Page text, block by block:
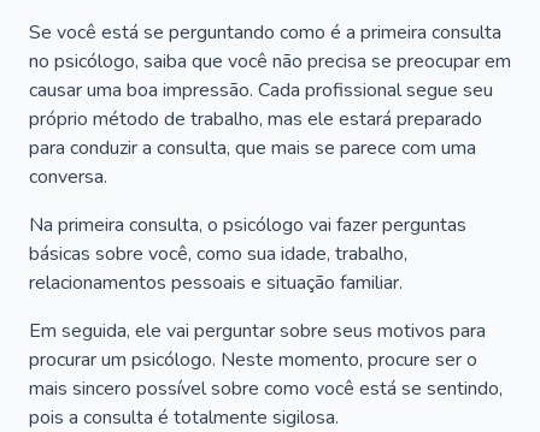
Se você está se perguntando como é a primeira consulta
no psicólogo, saiba que você não precisa se preocupar em
causar uma boa impressão. Cada profissional segue seu
próprio método de trabalho, mas ele estará preparado
para conduzir a consulta, que mais se parece com uma
conversa.
Na primeira consulta, o psicólogo vai fazer perguntas
básicas sobre você, como sua idade, trabalho,
relacionamentos pessoais e situação familiar.
Em seguida, ele vai perguntar sobre seus motivos para
procurar um psicólogo. Neste momento, procure ser o
mais sincero possível sobre como você está se sentindo,
pois a consulta é totalmente sigilosa.